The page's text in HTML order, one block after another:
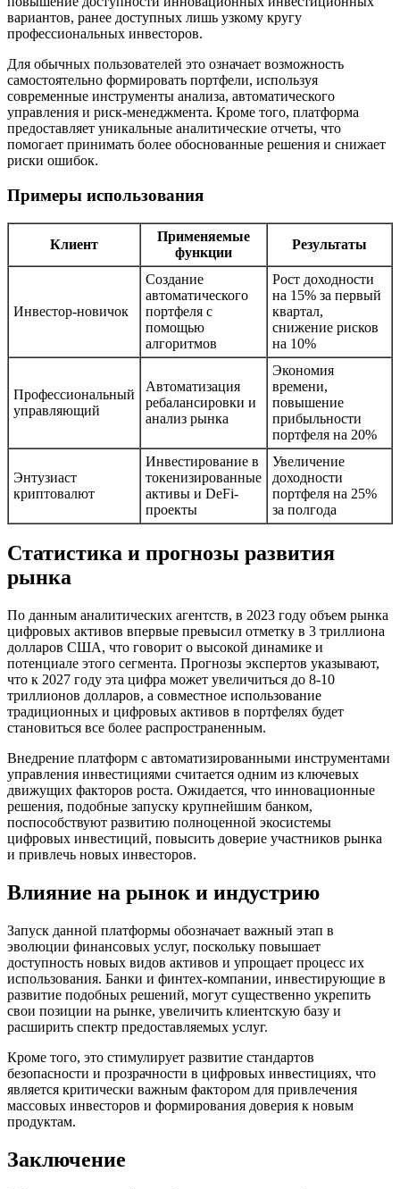
вариантов, ранее доступных лишь узкому кругу
профессиональных инвесторов.
Для обычных пользователей это означает возможность
самостоятельно формировать портфели, используя
современные инструменты анализа, автоматического
управления и риск-менеджмента. Кроме того, платформа
предоставляет уникальные аналитические отчеты, что
помогает принимать более обоснованные решения и снижает
риски ошибок.
Примеры использования
Клиент
Применяемые
функции
Результаты
Инвестор-новичок
Создание
автоматического
портфеля с
помощью
алгоритмов
Рост доходности
на 15% за первый
квартал,
снижение рисков
на 10%
Профессиональный
управляющий
Автоматизация
ребалансировки и
анализ рынка
Экономия
времени,
повышение
прибыльности
портфеля на 20%
Энтузиаст
криптовалют
Инвестирование в
токенизированные
активы и DeFi-
проекты
Увеличение
доходности
портфеля на 25%
за полгода
Статистика и прогнозы развития
рынка
По данным аналитических агентств, в 2023 году объем рынка
цифровых активов впервые превысил отметку в 3 триллиона
долларов США, что говорит о высокой динамике и
потенциале этого сегмента. Прогнозы экспертов указывают,
что к 2027 году эта цифра может увеличиться до 8-10
триллионов долларов, а совместное использование
традиционных и цифровых активов в портфелях будет
становиться все более распространенным.
Внедрение платформ с автоматизированными инструментами
управления инвестициями считается одним из ключевых
движущих факторов роста. Ожидается, что инновационные
решения, подобные запуску крупнейшим банком,
поспособствуют развитию полноценной экосистемы
цифровых инвестиций, повысить доверие участников рынка
и привлечь новых инвесторов.
Влияние на рынок и индустрию
Запуск данной платформы обозначает важный этап в
эволюции финансовых услуг, поскольку повышает
доступность новых видов активов и упрощает процесс их
использования. Банки и финтех-компании, инвестирующие в
развитие подобных решений, могут существенно укрепить
свои позиции на рынке, увеличить клиентскую базу и
расширить спектр предоставляемых услуг.
Кроме того, это стимулирует развитие стандартов
безопасности и прозрачности в цифровых инвестициях, что
является критически важным фактором для привлечения
массовых инвесторов и формирования доверия к новым
продуктам.
Заключение